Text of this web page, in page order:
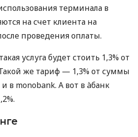
терминала в
на счет клиента на
проведения оплаты.
услуга будет стоить 1,3% от
же тариф — 1,3% от суммы
в monobank. А вот в àбанк